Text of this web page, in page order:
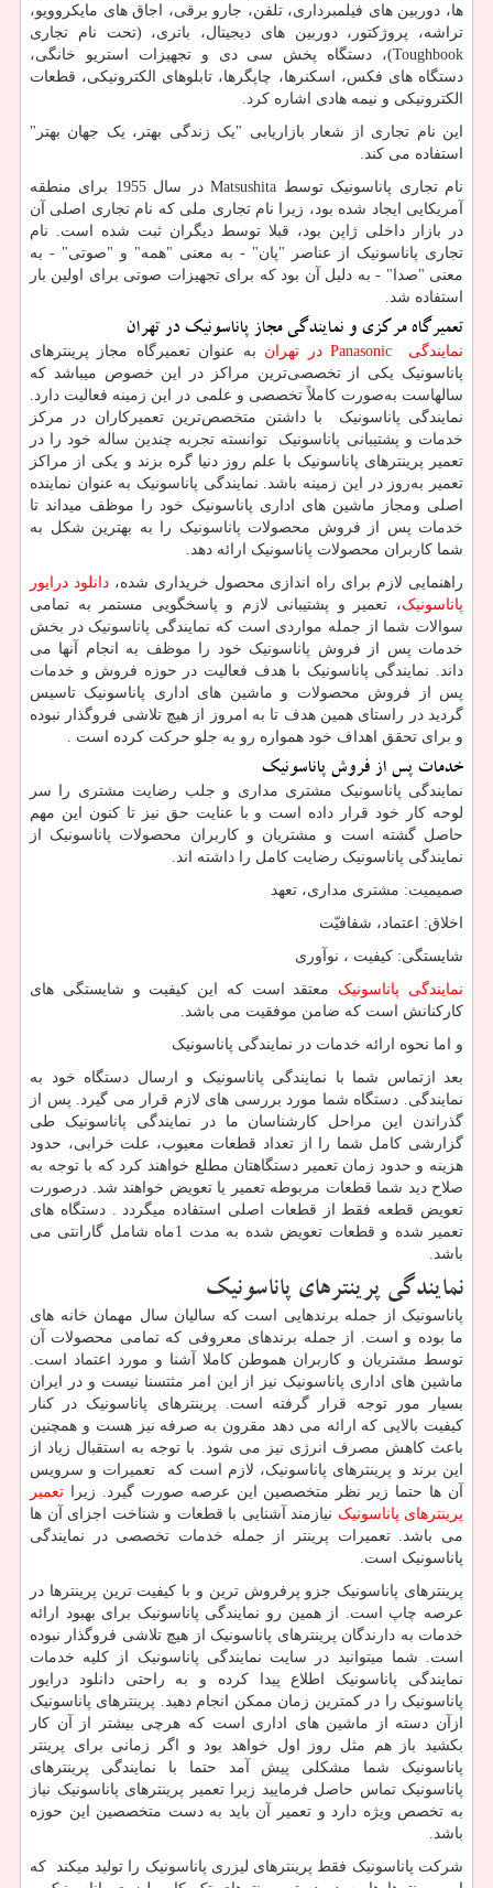
ها، دوربین های فیلمبرداری، تلفن، جارو برقی، اجاق های مایکروویو،
تراشه، پروژکتور، دوربین های دیجیتال، باتری، (تحت نام تجاری
Toughbook)، دستگاه پخش سی دی و تجهیزات استریو خانگی،
دستگاه های فکس، اسکنرها، چاپگرها، تابلوهای الکترونیکی، قطعات
الکترونیکی و نیمه هادی اشاره کرد.
این نام تجاری از شعار بازاریابی "یک زندگی بهتر، یک جهان بهتر"
استفاده می کند.
نام تجاری پاناسونیک توسط Matsushita
در سال 1955 برای منطقه
آمریکایی ایجاد شده بود، زیرا نام تجاری ملی که نام تجاری اصلی آن
در بازار داخلی ژاپن بود، قبلا توسط دیگران ثبت شده است. نام
تجاری پاناسونیک از عناصر "پان" - به معنی "همه" و "صوتی" - به
معنی "صدا" - به دلیل آن بود که برای تجهیزات صوتی برای اولین بار
استفاده شد.
تعمیرگاه مرکزی و نمایندگی مجاز پاناسونیک در تهران
نمایندگی Panasonicدر تهران به عنوان تعمیرگاه مجاز پرینترهای
پاناسونیک یکی از تخصصی‌ترین مراکز در این خصوص میباشد که
سالهاست به‌صورت کاملاً تخصصی و علمی در این زمینه فعالیت دارد.
نمایندگی پاناسونیک با داشتن متخصص‌ترین تعمیرکاران در مرکز
خدمات و پشتیبانی پاناسونیک توانسته‌ تجربه چندین ساله خود را در
تعمیر پرینترهای پاناسونیک با علم روز دنیا گره بزند و یکی از مراکز
تعمیر به‌روز در این زمینه باشد. نمایندگی پاناسونیک به عنوان نماینده
اصلی ومجاز ماشین های اداری پاناسونیک خود را موظف میداند تا
خدمات پس از فروش محصولات پاناسونیک را به بهترین شکل به
شما کاربران محصولات پاناسونیک ارائه دهد.
راهنمایی لازم برای راه اندازی محصول خریداری شده،دانلود درایور
پاناسونیک، تعمیر و پشتیبانی لازم و پاسخگویی مستمر به تمامی
سوالات شما از جمله مواردی است که نمایندگی پاناسونیک در بخش
خدمات پس از فروش پاناسونیک خود را موظف به انجام آنها می
داند. نمایندگی پاناسونیک با هدف فعالیت در حوزه فروش و خدمات
پس از فروش محصولات و ماشین های اداری پاناسونیک تاسیس
گردید در راستای همین هدف تا به امروز از هیچ تلاشی فروگذار نبوده
و برای تحقق اهداف خود همواره رو به جلو حرکت کرده است .
خدمات پس از فروش پاناسونیک
نمایندگی پاناسونیک مشتری مداری و جلب رضایت مشتری را سر
لوحه کار خود قرار داده است و با عنایت حق نیز تا کنون این مهم
حاصل گشته است و مشتریان و کاربران محصولات پاناسونیک از
نمایندگی پاناسونیک رضایت کامل را داشته اند.
صمیمیت: مشتری مداری، تعهد
اخلاق: اعتماد، شفافیّت
شایستگی: کیفیت ، نوآوری
نمایندگی پاناسونیک معتقد است که این کیفیت و شایستگی های
کارکنانش است که ضامن موفقیت می باشد.
و اما نحوه ارائه خدمات در نمایندگی پاناسونیک
بعد ازتماس شما با نمایندگی پاناسونیک و ارسال دستگاه خود به
نمایندگی. دستگاه شما مورد بررسی های لازم قرار می گیرد. پس از
گذراندن این مراحل کارشناسان ما در نمایندگی پاناسونیک طی
گزارشی کامل شما را از تعداد قطعات معیوب، علت خرابی، حدود
هزینه و حدود زمان تعمیر دستگاهتان مطلع خواهند کرد که با توجه به
صلاح دید شما قطعات مربوطه تعمیر یا تعویض خواهند شد. درصورت
تعویض قطعه فقط از قطعات اصلی استفاده میگردد . دستگاه های
تعمیر شده و قطعات تعویض شده به مدت 1ماه شامل گارانتی می
باشد.
نمایندگی پرینترهای پاناسونیک
پاناسونیک از جمله برندهایی است که سالیان سال مهمان خانه های
ما بوده و است. از جمله برندهای معروفی که تمامی محصولات آن
توسط مشتریان و کاربران هموطن کاملا آشنا و مورد اعتماد است.
ماشین های اداری پاناسونیک نیز از این امر مثتسنا نیست و در ایران
بسیار مور توجه قرار گرفته است. پرینترهای پاناسونیک در کنار
کیفیت بالایی که ارائه می دهد مقرون به صرفه نیز هست و همچنین
باعث کاهش مصرف انرژی نیز می شود. با توجه به استقبال زیاد از
این برند و پرینترهای پاناسونیک، لازم است که تعمیرات و سرویس
آن ها حتما زیر نظر متخصصین این عرصه صورت گیرد. زیرا تعمیر
پرینترهای پاناسونیک نیازمند آشنایی با قطعات و شناخت اجزای آن ها
می باشد. تعمیرات پرینتر از جمله خدمات تخصصی در نمایندگی
پاناسونیک است.
پرینترهای پاناسونیک جزو پرفروش ترین و با کیفیت ترین پرینترها در
عرصه چاپ است. از همین رو نمایندگی پاناسونیک برای بهبود ارائه
خدمات به دارندگان پرینترهای پاناسونیک از هیچ تلاشی فروگذار نبوده
است. شما میتوانید در سایت نمایندگی پاناسونیک از کلیه خدمات
نمایندگی پاناسونیک اطلاع پیدا کرده و به راحتی دانلود درایور
پاناسونیک را در کمترین زمان ممکن انجام دهید. پرینترهای پاناسونیک
ازآن دسته از ماشین های اداری است که هرچی بیشتر از آن کار
بکشید باز هم مثل روز اول خواهد بود و اگر زمانی برای پرینتر
پاناسونیک شما مشکلی پیش آمد حتما با نمایندگی پرینترهای
پاناسونیک تماس حاصل فرمایید زیرا تعمیر پرینترهای پاناسونیک نیاز
به تخصص ویژه دارد و تعمیر آن باید به دست متخصصین این حوزه
باشد.
شرکت پاناسونیک فقط پرینترهای لیزری پاناسونیک را تولید میکند که